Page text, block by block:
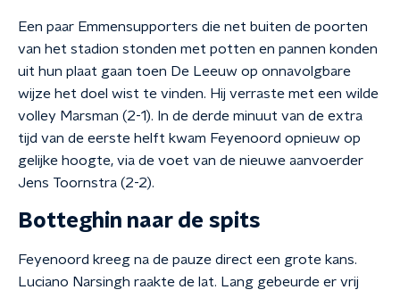
Een paar Emmensupporters die net buiten de poorten
van het stadion stonden met potten en pannen konden
uit hun plaat gaan toen De Leeuw op onnavolgbare
wijze het doel wist te vinden. Hij verraste met een wilde
volley Marsman (2-1). In de derde minuut van de extra
tijd van de eerste helft kwam Feyenoord opnieuw op
gelijke hoogte, via de voet van de nieuwe aanvoerder
Jens Toornstra (2-2).
Botteghin naar de spits
Feyenoord kreeg na de pauze direct een grote kans.
Luciano Narsingh raakte de lat. Lang gebeurde er vrij